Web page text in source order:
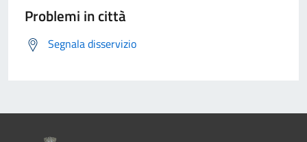
Problemi in città
Segnala disservizio